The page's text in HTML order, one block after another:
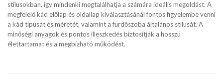
stílusokban, így mindenki megtalálhatja a számára ideális megoldást. A
megfelelő kád előlap és oldallap kiválasztásánál fontos figyelembe venni
a kád típusát és méretét, valamint a fürdőszoba általános stílusát. A
minőségi anyagok és pontos illeszkedés biztosítják a hosszú
élettartamat és a megbízható működést.